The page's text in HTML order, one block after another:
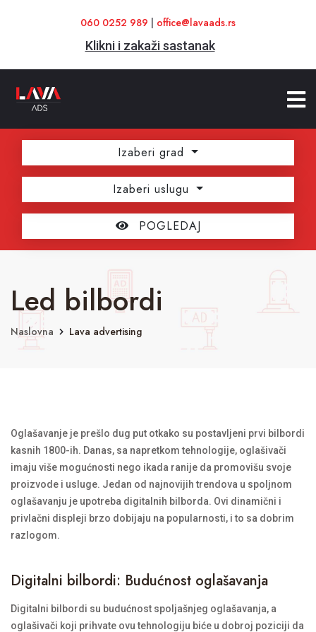
060 0252 989 office@lavaads.rs
Klikni i zakaži sastanak
Izaberi grad
Izaberi uslugu
POGLEDAJ
Led bilbordi
Naslovna Lava advertising
Oglašavanje je prešlo dug put otkako su postavljeni prvi bilbordi
kasnih 1800-ih. Danas, sa napretkom tehnologije, oglašivači
imaju više mogućnosti nego ikada ranije da promovišu svoje
proizvode i usluge. Jedan od najnovijih trendova u spoljnom
oglašavanju je upotreba digitalnih bilborda. Ovi dinamični i
privlačni displeji brzo dobijaju na popularnosti, i to sa dobrim
razlogom.
Digitalni bilbordi: Budućnost oglašavanja
Digitalni bilbordi su budućnost spoljašnjeg oglašavanja, a
oglašivači koji prihvate ovu tehnologiju biće u dobroj poziciji da